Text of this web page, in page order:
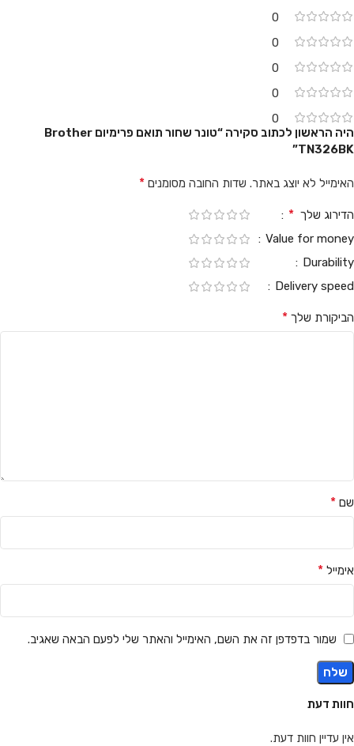
0
0
0
0
0
חוות דעת
אין עדיין חוות דעת.
היה הראשון לכתוב סקירה “טונר שחור ‏תואם פרימיום Brother
TN326BK”
האימייל לא יוצג באתר. שדות החובה מסומנים *
הדירוג שלך *
Value for money
Durability
Delivery speed
הביקורת שלך *
שם *
אימייל *
שמור בדפדפן זה את השם, האימייל והאתר שלי לפעם הבאה שאגיב.